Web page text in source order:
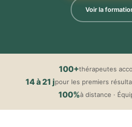
Voir la
100+thérapeutes
14 à 21 jpour les premiers
100%à distance ·